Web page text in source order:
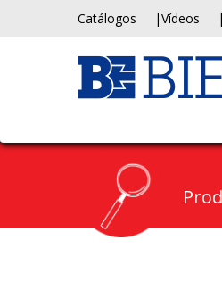
Catálogos Vídeos